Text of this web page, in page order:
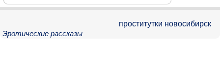
Эротические рассказы
проститутки новосибирск